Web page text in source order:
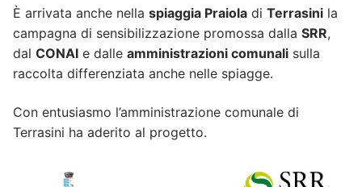
È arrivata anche nella spiaggia Praiola di Terrasini la
campagna di sensibilizzazione promossa dalla SRR,
dal CONAI e dalle amministrazioni comunali sulla
raccolta differenziata anche nelle spiagge.
Con entusiasmo l’amministrazione comunale di
Terrasini ha aderito al progetto.